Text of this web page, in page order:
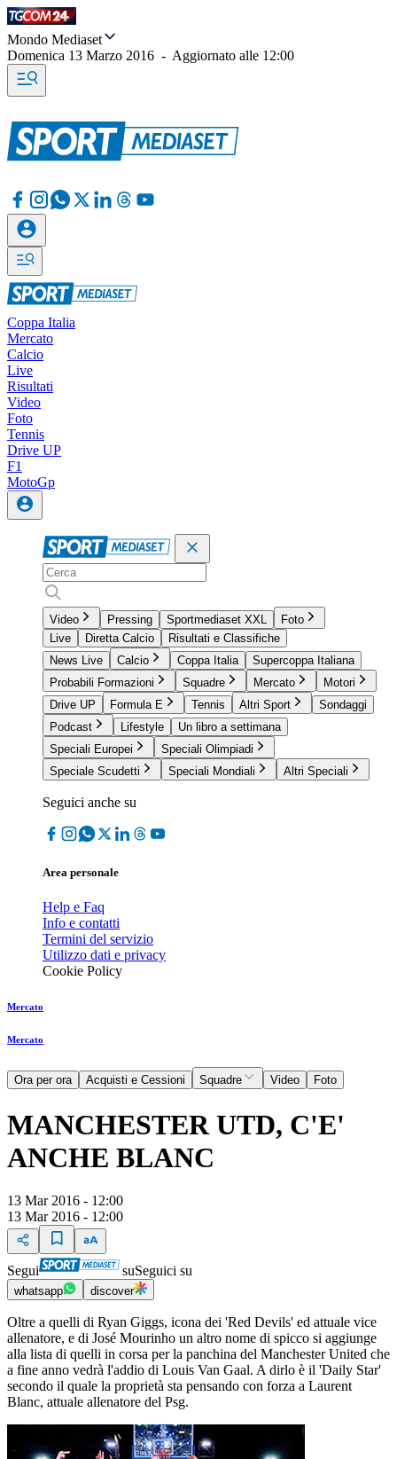
Mondo Mediaset
Domenica 13 Marzo 2016 - Aggiornato alle 12:00
Coppa Italia
Mercato
Calcio
Live
Risultati
Video
Foto
Tennis
Drive UP
F1
MotoGp
Video Pressing Sportmediaset XXL
Foto
Live
Diretta Calcio
Risultati e Classifiche
News Live
Calcio Coppa Italia
Supercoppa Italiana
Probabili Formazioni
Squadre Mercato
Motori
Drive UP
Formula E Tennis Altri Sport
Sondaggi
Podcast
Lifestyle
Un libro a settimana
Speciali Europei
Speciali Olimpiadi
Speciale Scudetti
Speciali Mondiali Altri Speciali
Seguici anche su
Area personale
Help e Faq
Info e contatti
Termini del servizio
Utilizzo dati e privacy
Cookie Policy
Mercato
Mercato
Ora per ora Acquisti e Cessioni Squadre Video Foto
MANCHESTER UTD, C'E'
ANCHE BLANC
13 Mar 2016 - 12:00
13 Mar 2016 - 12:00
Segui suSeguici su
whatsapp discover
Oltre a quelli di Ryan Giggs, icona dei 'Red Devils' ed attuale vice
allenatore, e di José Mourinho un altro nome di spicco si aggiunge
alla lista di quelli in corsa per la panchina del Manchester United che
a fine anno vedrà l'addio di Louis Van Gaal. A dirlo è il 'Daily Star'
secondo il quale la proprietà sta pensando con forza a Laurent
Blanc, attuale allenatore del Psg.